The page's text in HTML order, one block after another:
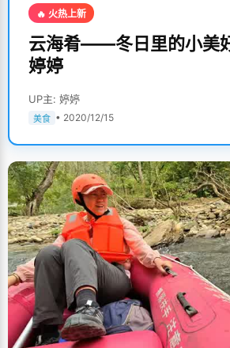
🔥 火热上新
云海肴——冬日里的小美
婷婷
UP主: 婷婷
美食 • 2020/12/15